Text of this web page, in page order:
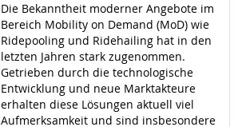
Die Bekanntheit moderner Angebote im
Bereich Mobility on Demand (MoD) wie
Ridepooling und Ridehailing hat in den
letzten Jahren stark zugenommen.
Getrieben durch die technologische
Entwicklung und neue Marktakteure
erhalten diese Lösungen aktuell viel
Aufmerksamkeit und sind insbesondere